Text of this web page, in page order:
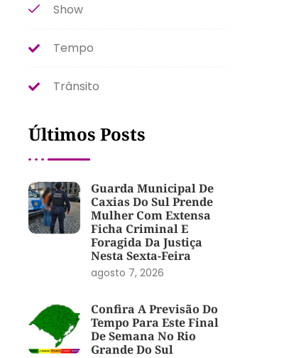
Show
Tempo
Trânsito
Últimos Posts
Guarda Municipal De
Caxias Do Sul Prende
Mulher Com Extensa
Ficha Criminal E
Foragida Da Justiça
Nesta Sexta-Feira
agosto 7, 2026
Confira A Previsão Do
Tempo Para Este Final
De Semana No Rio
Grande Do Sul